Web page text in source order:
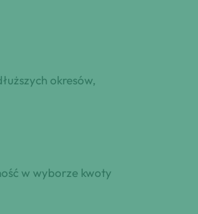
okresów,
w wyborze kwoty